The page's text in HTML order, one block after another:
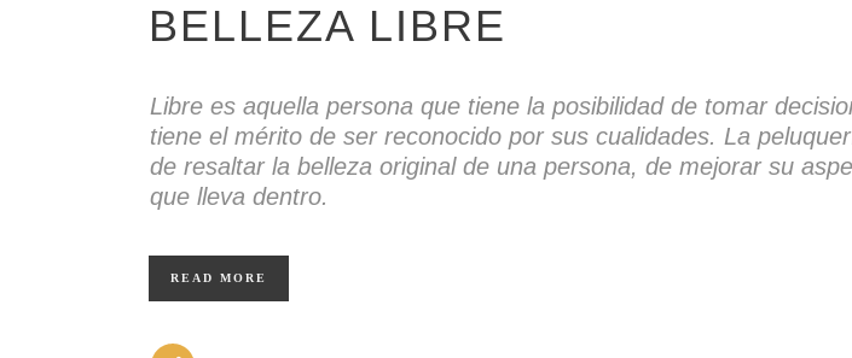
BELLEZA LIBRE
Libre es aquella persona que tiene la posibilidad de tomar
tiene el mérito de ser reconocido por sus cualidades. La
de resaltar la belleza original de una persona, de mejorar su
que lleva dentro.
READ MORE